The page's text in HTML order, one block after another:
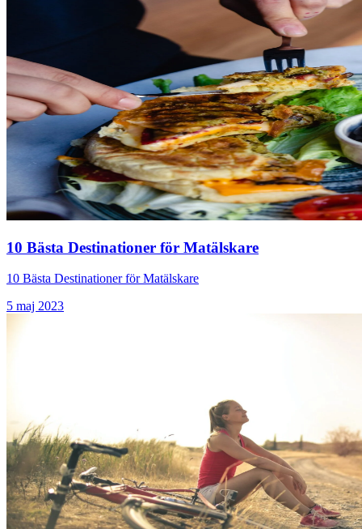
10 Bästa Destinationer för Matälskare
10 Bästa Destinationer för Matälskare
5 maj 2023